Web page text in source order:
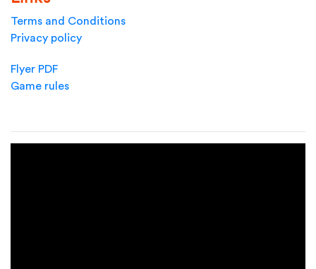
Terms and Conditions
Privacy policy
Flyer PDF
Game rules